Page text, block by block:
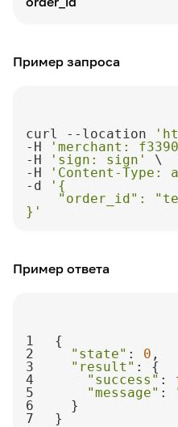
required_without: uuid
Идентификатор
Параметр должен
строку, состоящую
цифр,
содержать никаких
Пример запроса
curl --location
-H
'merchant:
-H
'sign: sign'
-H
'Content-Type:
-d
}'
Пример ответа
1
2
"state" : 0
3
"result"
4
"success" :
5
"message" :
6
7
}